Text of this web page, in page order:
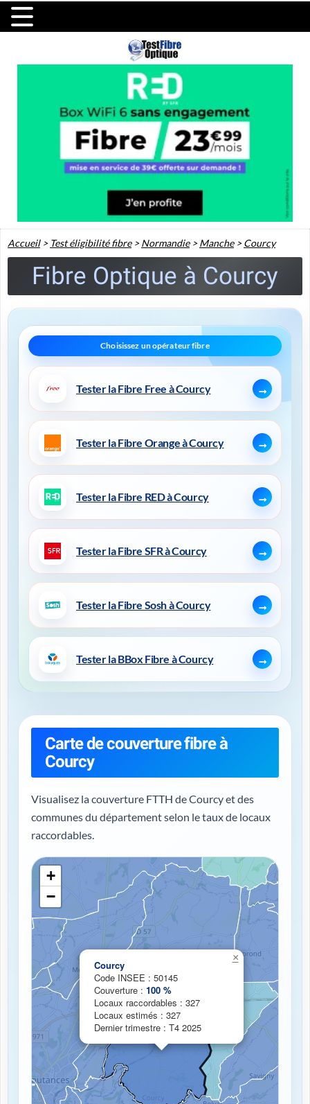
Accueil> Test éligibilité fibre>Normandie>Manche>Courcy
Fibre Optique à Courcy
Tester la Fibre Free à Courcy
Tester la Fibre Orange à Courcy
Tester la Fibre RED à Courcy
Tester la Fibre SFR à Courcy
Tester la Fibre Sosh à Courcy
Tester la BBox Fibre à Courcy
Carte de couverture fibre à
Courcy
Visualisez la couverture FTTH de Courcy et des
communes du département selon le taux de locaux
raccordables.
Chargement de la carte de couverture fibre...
Courcy
Code INSEE : 50145
Couverture : 100 %
Locaux raccordables : 327
Locaux estimés : 327
Dernier trimestre : T4 2025
×
+
−